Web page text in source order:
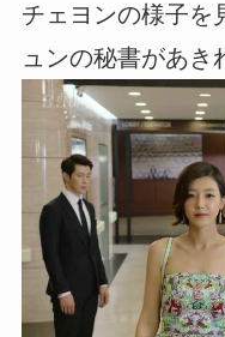
チェヨンの様子を
ュンの秘書があき